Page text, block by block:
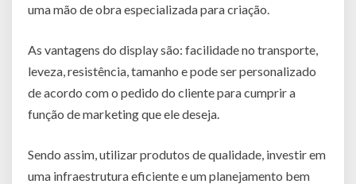
uma mão de obra especializada para criação.
As vantagens do display são: facilidade no transporte,
leveza, resistência, tamanho e pode ser personalizado
de acordo com o pedido do cliente para cumprir a
função de marketing que ele deseja.
Sendo assim, utilizar produtos de qualidade, investir em
uma infraestrutura eficiente e um planejamento bem